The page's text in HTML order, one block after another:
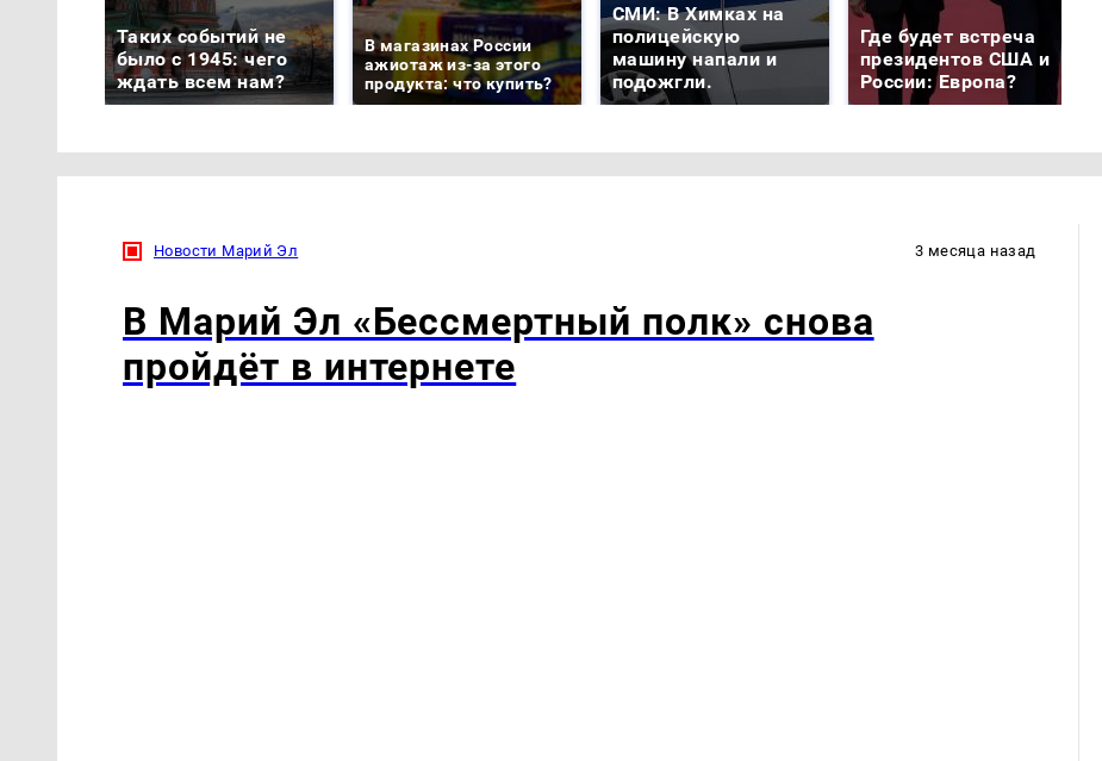
Таких событий не
было с 1945: чего
ждать всем нам?
В магазинах России
ажиотаж из-за этого
продукта: что купить?
СМИ: В Химках на
полицейскую
машину напали и
подожгли.
Где будет встреча
президентов США и
России: Европа?
Новости Марий Эл 3 месяца назад
В Марий Эл «Бессмертный полк» снова
пройдёт в интернете